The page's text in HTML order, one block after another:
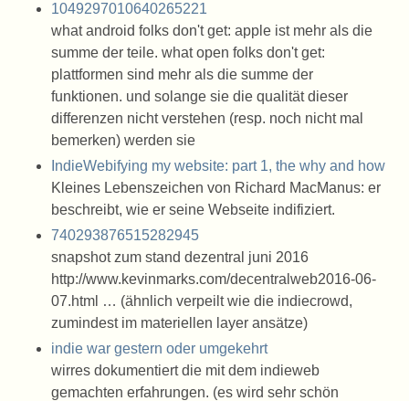
1049297010640265221
what android folks don't get: apple ist mehr als die
summe der teile. what open folks don't get:
plattformen sind mehr als die summe der
funktionen. und solange sie die qualität dieser
differenzen nicht verstehen (resp. noch nicht mal
bemerken) werden sie
IndieWebifying my website: part 1, the why and how
Kleines Lebenszeichen von Richard MacManus: er
beschreibt, wie er seine Webseite indifiziert.
740293876515282945
snapshot zum stand dezentral juni 2016
http://www.kevinmarks.com/decentralweb2016-06-
07.html … (ähnlich verpeilt wie die indiecrowd,
zumindest im materiellen layer ansätze)
indie war gestern oder umgekehrt
wirres dokumentiert die mit dem indieweb
gemachten erfahrungen. (es wird sehr schön